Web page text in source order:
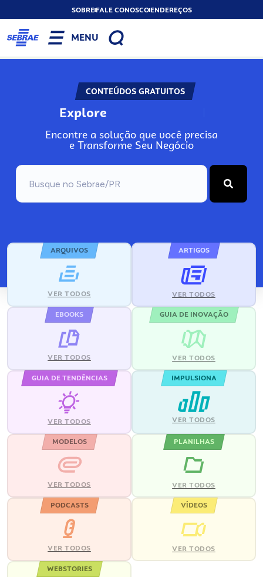
SOBREFALE CONOSCOENDEREÇOS
MENU
CONTEÚDOS GRATUITOS
Explore N
Encontre a solução que você precisa
e Transforme Seu Negócio
ARQUIVOS
VER TODOS
ARTIGOS
VER TODOS
EBOOKS
VER TODOS
GUIA DE INOVAÇÃO
VER TODOS
GUIA DE TENDÊNCIAS
VER TODOS
IMPULSIONA
VER TODOS
MODELOS
VER TODOS
PLANILHAS
VER TODOS
PODCASTS
VER TODOS
VÍDEOS
VER TODOS
WEBSTORIES